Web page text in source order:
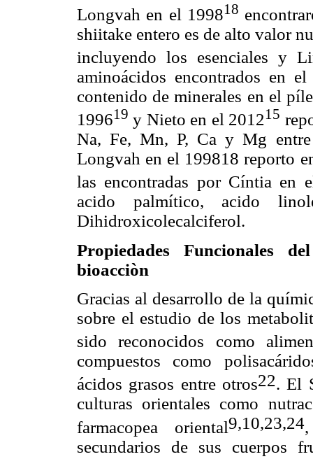
Longvah en el 199818
shiitake entero es de alto valor
incluyendo los esenciales y
aminoácidos encontrados en
contenido de minerales en el
199619 y Nieto en el 201215
Na, Fe, Mn, P, Ca y Mg
Longvah en el 199818reporto
las encontradas por Cíntia en
acido palmítico, acido
Dihidroxicolecalciferol.
Propiedades Funcionales
bioacciòn
Gracias al desarrollo de la
sobre el estudio de los
sido reconocidos como
compuestos como
ácidos grasos entre otros22. El
culturas orientales como
farmacopea oriental9,10,23,24
secundarios de sus cuerpos